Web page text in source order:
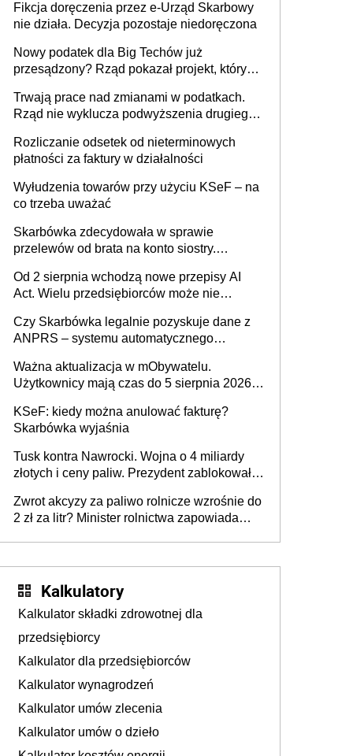
Fikcja doręczenia przez e-Urząd Skarbowy
nie działa. Decyzja pozostaje niedoręczona
Nowy podatek dla Big Techów już
przesądzony? Rząd pokazał projekt, który
Trwają prace nad zmianami w podatkach.
Rząd nie wyklucza podwyższenia drugiego
Rozliczanie odsetek od nieterminowych
płatności za faktury w działalności
Wyłudzenia towarów przy użyciu KSeF – na
co trzeba uważać
Skarbówka zdecydowała w sprawie
przelewów od brata na konto siostry.
darowizna, ale podatku jednak nie będzie
Od 2 sierpnia wchodzą nowe przepisy AI
Act. Wielu przedsiębiorców może nie
Czy Skarbówka legalnie pozyskuje dane z
ANPRS – systemu automatycznego
pojazdów z kamer drogowych?
Ważna aktualizacja w mObywatelu.
Użytkownicy mają czas do 5 sierpnia 2026
KSeF: kiedy można anulować fakturę?
Skarbówka wyjaśnia
Tusk kontra Nawrocki. Wojna o 4 miliardy
złotych i ceny paliw. Prezydent zablokował
wymierzonym we wszystkich polskich
kierowców”
Zwrot akcyzy za paliwo rolnicze wzrośnie do
2 zł za litr? Minister rolnictwa zapowiada
Kalkulatory
Kalkulator składki zdrowotnej dla
przedsiębiorcy
Kalkulator dla przedsiębiorców
Kalkulator wynagrodzeń
Kalkulator umów zlecenia
Kalkulator umów o dzieło